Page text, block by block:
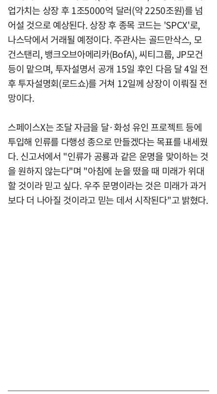
업가치는 상장 후 1조5000억 달러(약 2250조원)를 넘
어설 것으로 예상된다. 상장 후 종목 코드는 'SPCX'로,
나스닥에서 거래될 예정이다. 주관사는 골드만삭스, 모
건스탠리, 뱅크오브아메리카(BofA), 씨티그룹, JP모건
등이 맡으며, 투자설명서 공개 15일 후인 다음 달 4일 전
후 투자설명회(로드쇼)를 거쳐 12일께 상장이 이뤄질 전
망이다.
스페이스X는 조달 자금을 달·화성 유인 프로젝트 등에
투입해 인류를 다행성 종으로 만들겠다는 목표를 내세웠
다. 신고서에서 "인류가 공룡과 같은 운명을 맞이하는 것
을 원하지 않는다"며 "아침에 눈을 떴을 때 미래가 위대
할 것이라 믿고 싶다. 우주 문명이라는 것은 미래가 과거
보다 더 나아질 것이라고 믿는 데서 시작된다"고 밝혔다.